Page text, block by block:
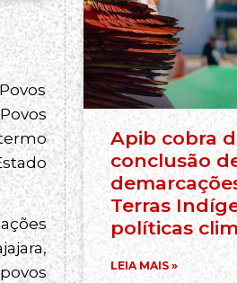
Apib cobra
conclusão
Terras
políticas
LEIA MAIS »